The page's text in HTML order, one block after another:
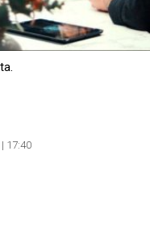
17:40